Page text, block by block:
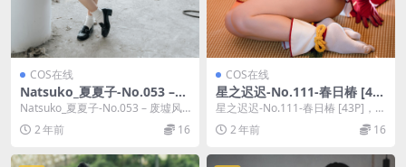
COS在线
Natsuko_夏夏子-No.053 –
废墟风纪委员 [45P]
Natsuko_夏夏子-No.053 – 废墟风
纪委员 [45P]，Natsuk...
2 年前 16
COS在线
星之迟迟-No.111-春日椿 [43
P]
星之迟迟-No.111-春日椿 [43P]，星
之迟迟在线作品导航：星之迟迟套
图合...2 年前 16